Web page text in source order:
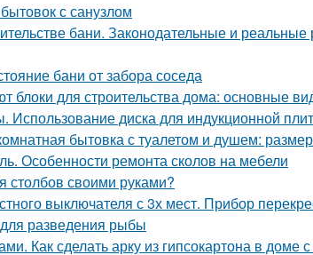
с санузлом
бани. Законодательные и
бани от забора соседа
блоки для строительства дома: основные
Использование диска для индукционной
бытовка с туалетом и душем:
Особенности ремонта сколов на мебели
столбов своими руками?
выключателя с 3х мест. Прибор
разведения рыбы
Как сделать арку из гипсокартона в доме